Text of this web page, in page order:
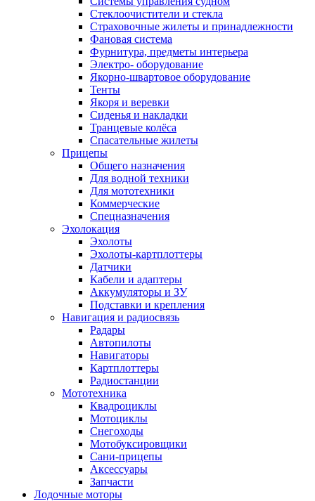
Стеклоочистители и стекла
Страховочные жилеты и принадлежности
Фановая система
Фурнитура, предметы интерьера
Электро- оборудование
Якорно-швартовое оборудование
Тенты
Якоря и веревки
Сиденья и накладки
Транцевые колёса
Спасательные жилеты
Прицепы
Общего назначения
Для водной техники
Для мототехники
Коммерческие
Спецназначения
Эхолокация
Эхолоты
Эхолоты-картплоттеры
Датчики
Кабели и адаптеры
Аккумуляторы и ЗУ
Подставки и крепления
Навигация и радиосвязь
Радары
Автопилоты
Навигаторы
Картплоттеры
Радиостанции
Мототехника
Квадроциклы
Мотоциклы
Снегоходы
Мотобуксировщики
Сани-прицепы
Аксессуары
Запчасти
Лодочные моторы